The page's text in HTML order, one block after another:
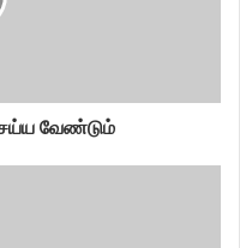
வேண்டும்